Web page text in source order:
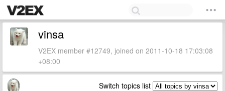
vinsa
V2EX member #12749, joined on 2011-10-18 17:03:08
+08:00
Switch topics list